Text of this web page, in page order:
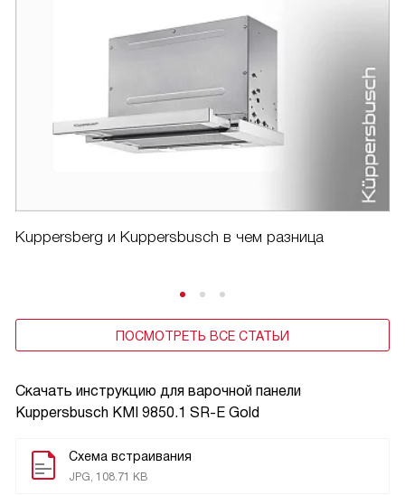
Скачать инструкцию для варочной панели
Kuppersbusch KMI 9850.1 SR-E Gold
Схема встраивания
JPG, 108.71 KB
Kuppersberg и Kuppersbusch в чем разница
ПОСМОТРЕТЬ ВСЕ СТАТЬИ